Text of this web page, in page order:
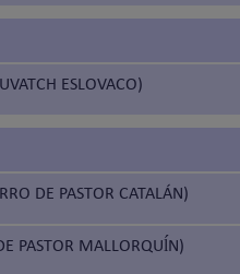
ESLOVACO)
DE PASTOR CATALÁN)
PASTOR MALLORQUĺN)